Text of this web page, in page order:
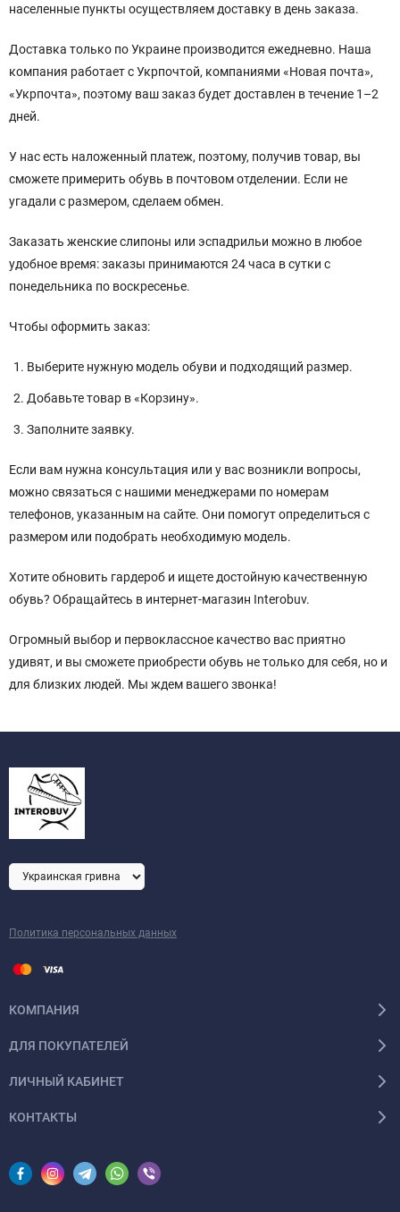
населенные пункты осуществляем доставку в день заказа.
Доставка только по Украине производится ежедневно. Наша
компания работает с Укрпочтой, компаниями «Новая почта»,
«Укрпочта», поэтому ваш заказ будет доставлен в течение 1–2
дней.
У нас есть наложенный платеж, поэтому, получив товар, вы
сможете примерить обувь в почтовом отделении. Если не
угадали с размером, сделаем обмен.
Заказать женские слипоны или эспадрильи можно в любое
удобное время: заказы принимаются 24 часа в сутки с
понедельника по воскресенье.
Чтобы оформить заказ:
Выберите нужную модель обуви и подходящий размер.
Добавьте товар в «Корзину».
Заполните заявку.
Если вам нужна консультация или у вас возникли вопросы,
можно связаться с нашими менеджерами по номерам
телефонов, указанным на сайте. Они помогут определиться с
размером или подобрать необходимую модель.
Хотите обновить гардероб и ищете достойную качественную
обувь? Обращайтесь в интернет-магазин Interobuv.
Огромный выбор и первоклассное качество вас приятно
удивят, и вы сможете приобрести обувь не только для себя, но и
для близких людей. Мы ждем вашего звонка!
Политика персональных данных
КОМПАНИЯ
ДЛЯ ПОКУПАТЕЛЕЙ
ЛИЧНЫЙ КАБИНЕТ
КОНТАКТЫ